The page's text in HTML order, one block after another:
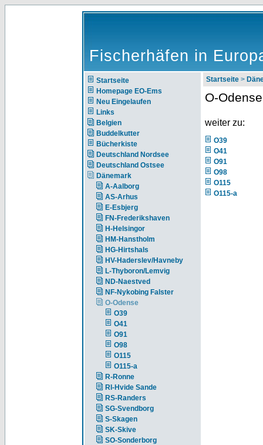
Fischerhäfen in
Startseite
Homepage EO-Ems
Neu Eingelaufen
Links
Belgien
Buddelkutter
Bücherkiste
Deutschland Nordsee
Deutschland Ostsee
Dänemark
A-Aalborg
AS-Arhus
E-Esbjerg
FN-Frederikshaven
H-Helsingor
HM-Hanstholm
HG-Hirtshals
HV-Haderslev/Havneby
L-Thyboron/Lemvig
ND-Naestved
NF-Nykobing Falster
O-Odense
O39
O41
O91
O98
O115
O115-a
R-Ronne
RI-Hvide Sande
RS-Randers
SG-Svendborg
S-Skagen
SK-Skive
SO-Sonderborg
Startseite >
O-Odense
weiter zu:
O39
O41
O91
O98
O115
O115-a